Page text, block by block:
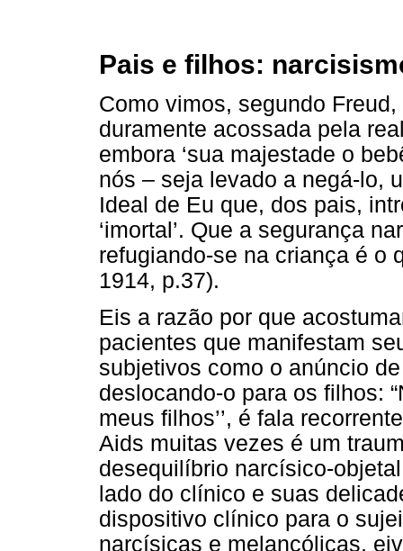
Pais e filhos:
Como vimos, segundo
duramente acossada pela
embora ‘sua majestade o
nós – seja levado a negá-lo,
Ideal de Eu que, dos pais,
‘imortal’. Que a segurança
refugiando-se na criança é o
1914, p.37).
Eis a razão por que
pacientes que manifestam
subjetivos como o anúncio
deslocando-o para os filhos:
meus filhos’’, é fala
Aids muitas vezes é um
desequilíbrio narcísico-
lado do clínico e suas
dispositivo clínico para o
narcísicas e melancólicas,